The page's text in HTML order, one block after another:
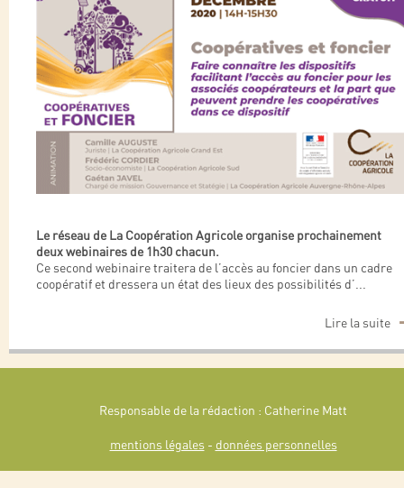
Le réseau de La Coopération Agricole organise prochainement
deux webinaires de 1h30 chacun.
Ce second webinaire traitera de l’accès au foncier dans un cadre
coopératif et dressera un état des lieux des possibilités d’...
Lire la suite
Responsable de la rédaction : Catherine Matt
mentions légales - données personnelles